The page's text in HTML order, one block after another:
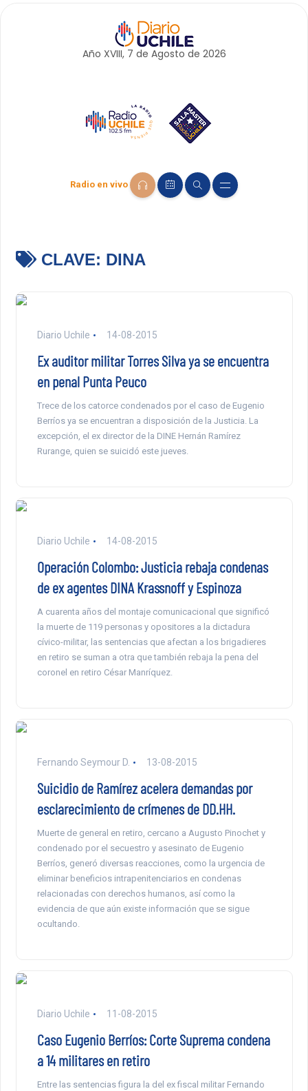
Año XVIII, 7 de Agosto de 2026
Radio en vivo
CLAVE: DINA
Diario Uchile 14-08-2015
Ex auditor militar Torres Silva ya se encuentra
en penal Punta Peuco
Trece de los catorce condenados por el caso de Eugenio
Berríos ya se encuentran a disposición de la Justicia. La
excepción, el ex director de la DINE Hernán Ramírez
Rurange, quien se suicidó este jueves.
Diario Uchile 14-08-2015
Operación Colombo: Justicia rebaja condenas
de ex agentes DINA Krassnoff y Espinoza
A cuarenta años del montaje comunicacional que significó
la muerte de 119 personas y opositores a la dictadura
cívico-militar, las sentencias que afectan a los brigadieres
en retiro se suman a otra que también rebaja la pena del
coronel en retiro César Manríquez.
Fernando Seymour D. 13-08-2015
Suicidio de Ramírez acelera demandas por
esclarecimiento de crímenes de DD.HH.
Muerte de general en retiro, cercano a Augusto Pinochet y
condenado por el secuestro y asesinato de Eugenio
Berríos, generó diversas reacciones, como la urgencia de
eliminar beneficios intrapenitenciarios en condenas
relacionadas con derechos humanos, así como la
evidencia de que aún existe información que se sigue
ocultando.
Diario Uchile 11-08-2015
Caso Eugenio Berríos: Corte Suprema condena
a 14 militares en retiro
Entre las sentencias figura la del ex fiscal militar Fernando